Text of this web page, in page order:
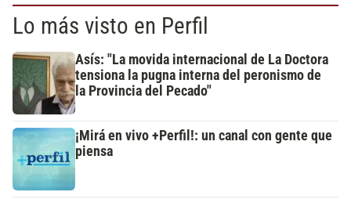
Lo más visto en Perfil
Asís: "La movida internacional de La Doctora
tensiona la pugna interna del peronismo de
la Provincia del Pecado"
¡Mirá en vivo +Perfil!: un canal con gente que
piensa